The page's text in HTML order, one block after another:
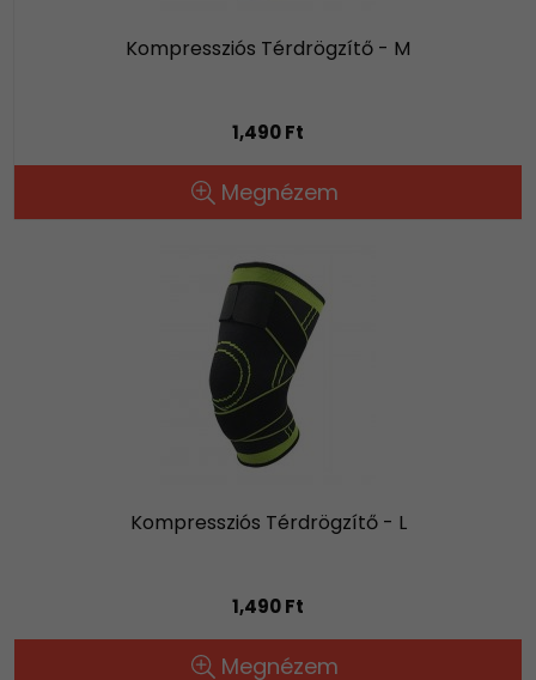
Kompressziós Térdrögzítő - M
1,490 Ft
Megnézem
Kompressziós Térdrögzítő - L
1,490 Ft
Megnézem